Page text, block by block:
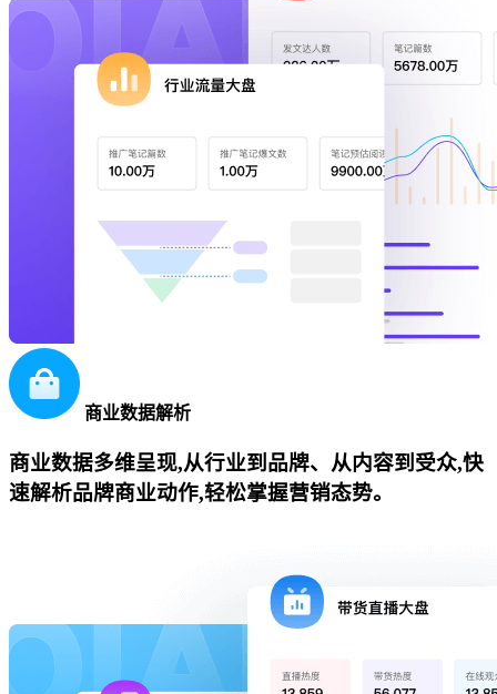
商业数据解析
商业数据多维呈现,从行业到品牌、从内容到受众,快
速解析品牌商业动作,轻松掌握营销态势。